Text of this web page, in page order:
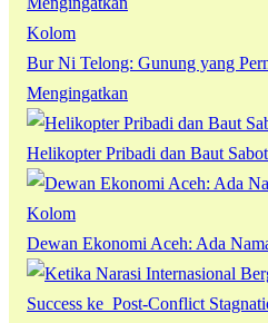
Kolom
Bur Ni Telong: Gunung yang
Mengingatkan
Helikopter Pribadi dan Baut
Kolom
Dewan Ekonomi Aceh: Ada